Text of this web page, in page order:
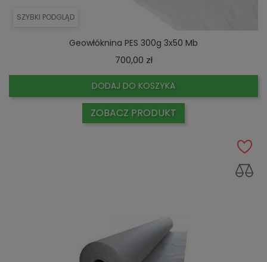
SZYBKI PODGLĄD
Geowłóknina PES 300g 3x50 Mb
700,00 złCena
DODAJ DO KOSZYKA
ZOBACZ PRODUKT